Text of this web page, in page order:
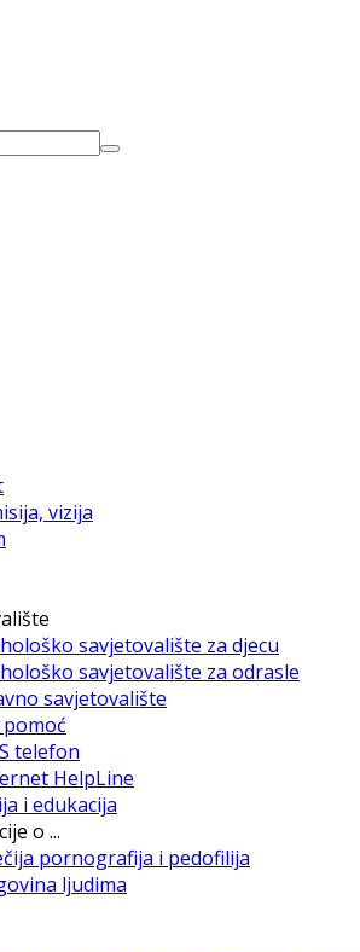
vizija
savjetovalište za djecu
savjetovalište za odrasle
savjetovalište
telefon
HelpLine
i edukacija
o ...
pornografija i pedofilija
ljudima